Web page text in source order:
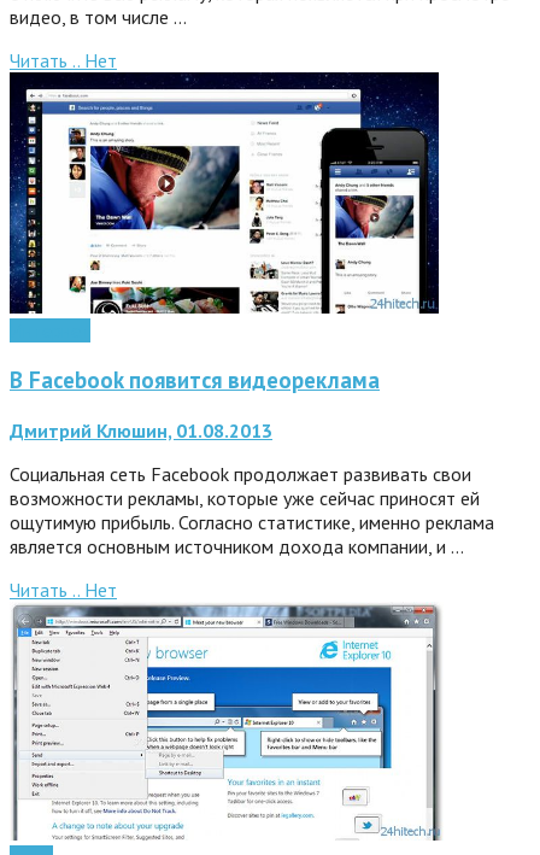
видео, в том числе …
Читать .. Нет
В Facebook появится видеореклама
Дмитрий Клюшин, 01.08.2013
Социальная сеть Facebook продолжает развивать свои
возможности рекламы, которые уже сейчас приносят ей
ощутимую прибыль. Согласно статистике, именно реклама
является основным источником дохода компании, и …
Читать .. Нет